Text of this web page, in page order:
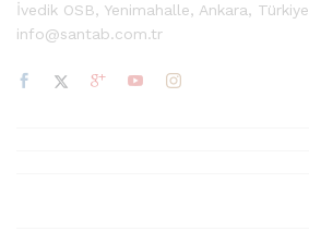
İvedik OSB, Yenimahalle, Ankara, Türkiye
info@santab.com.tr